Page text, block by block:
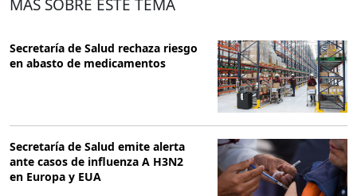
MÁS SOBRE ESTE TEMA
Secretaría de Salud rechaza riesgo
en abasto de medicamentos
Secretaría de Salud emite alerta
ante casos de influenza A H3N2
en Europa y EUA